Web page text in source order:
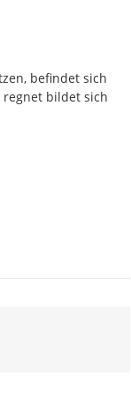
befindet sich
regnet bildet sich